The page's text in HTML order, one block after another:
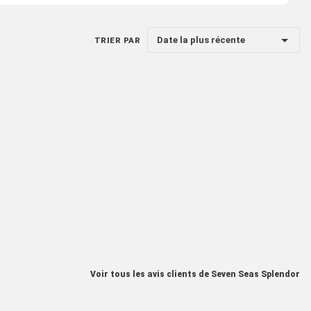
TRIER PAR Date la plus récente
Voir tous les avis clients de Seven Seas Splendor